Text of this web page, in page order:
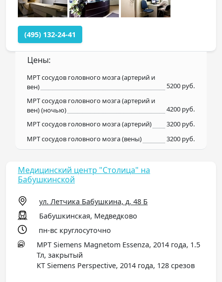
(495) 132-24-41
Цены:
МРТ сосудов головного мозга (артерий и
вен)
5200 руб.
МРТ сосудов головного мозга (артерий и
вен) (ночью)
4200 руб.
МРТ сосудов головного мозга (артерий)
3200 руб.
МРТ сосудов головного мозга (вены)
3200 руб.
Медицинский центр "Столица" на
Бабушкинской
ул. Летчика Бабушкина, д. 48 Б
Бабушкинская, Медведково
пн-вс круглосуточно
МРТ Siemens Magnetom Essenza, 2014 года, 1.5
Тл, закрытый
КТ Siemens Perspective, 2014 года, 128 срезов